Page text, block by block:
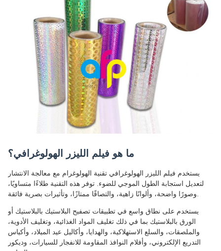
ما هو فيلم الليزر الهولوغرافي؟
يستخدم فيلم الليزر الهولوغرافي تقنية الهولوغرام مع معالجة الانتشار
لتعديل استجابة الطول الموجي للضوء. توفر هذه التقنية طلاءًا متساويًا،
يستخدم على نطاق واسع في تطبيقات تصفيح البلاستيك بالبلاستيك أو
الورق بالبلاستيك بما في ذلك تغليف المواد الغذائية، وتغليف الأدوية،
والملصقات، والسلع الاستهلاكية، والهدايا، وأكاليل عيد الميلاد، وأكياس
التدريع الإلكتروني، وأفلام النوافذ المقاومة للانفجار للسيارات، وديكور